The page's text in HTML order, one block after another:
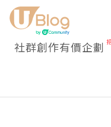
社群創作有價企劃